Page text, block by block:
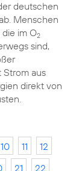
deutschen
Menschen
im O2
sind,
aus
direkt von
10 11
12
21
22